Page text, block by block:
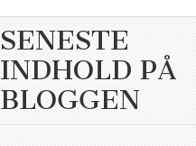
SENESTE
INDHOLD PÅ
BLOGGEN